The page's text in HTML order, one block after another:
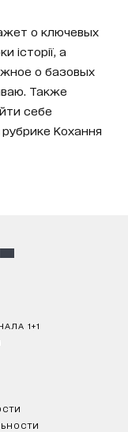
о ключевых
історії, а
о базовых
Также
себе
Кохання
1+1